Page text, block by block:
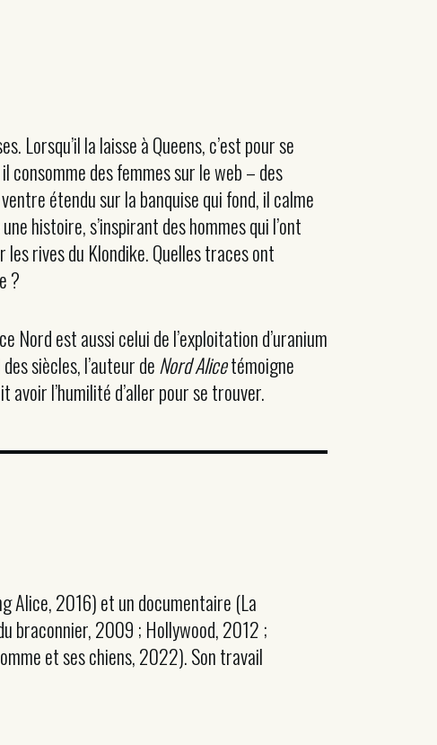
Lorsqu’il la laisse à Queens, c’est pour se
consomme des femmes sur le web – des
étendu sur la banquise qui fond, il calme
histoire, s’inspirant des hommes qui l’ont
rives du Klondike. Quelles traces ont
?
Nord est aussi celui de l’exploitation d’uranium
siècles, l’auteur de Nord Alicetémoigne
avoir l’humilité d’aller pour se trouver.
Alice, 2016) et un documentaire (La
braconnier, 2009 ; Hollywood, 2012 ;
et ses chiens, 2022). Son travail